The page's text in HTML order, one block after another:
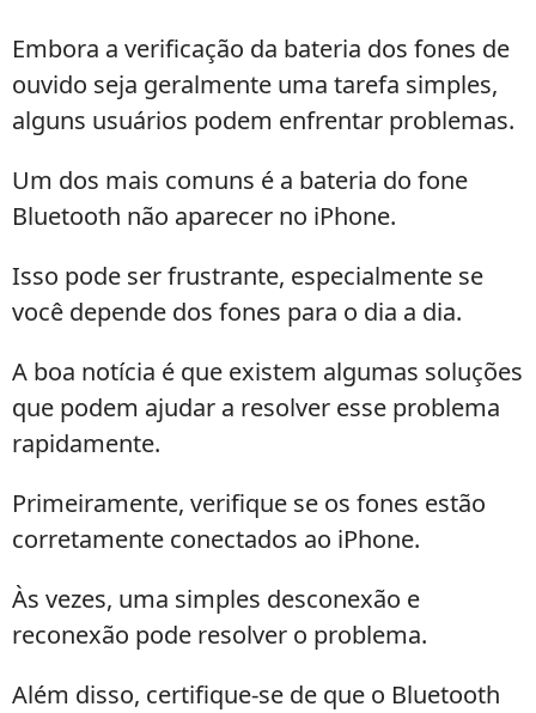
Embora a verificação da bateria dos fones de
ouvido seja geralmente uma tarefa simples,
alguns usuários podem enfrentar problemas.
Um dos mais comuns é a bateria do fone
Bluetooth não aparecer no iPhone.
Isso pode ser frustrante, especialmente se
você depende dos fones para o dia a dia.
A boa notícia é que existem algumas soluções
que podem ajudar a resolver esse problema
rapidamente.
Primeiramente, verifique se os fones estão
corretamente conectados ao iPhone.
Às vezes, uma simples desconexão e
reconexão pode resolver o problema.
Além disso, certifique-se de que o Bluetooth